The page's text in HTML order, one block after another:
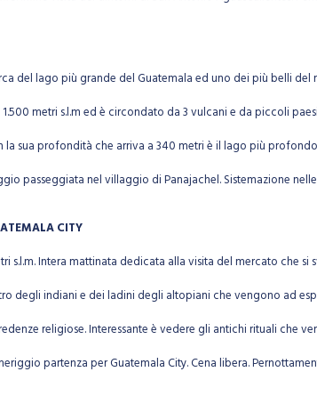
del lago più grande del Guatemala ed uno dei più belli
metri s.l.m ed è circondato da 3 vulcani e da piccoli
sua profondità che arriva a 340 metri è il lago più
passeggiata nel villaggio di Panajachel. Sistemazione
CITY
s.l.m. Intera mattinata dedicata alla visita del mercato
degli indiani e dei ladini degli altopiani che vengono ad
religiose. Interessante è vedere gli antichi rituali che
partenza per Guatemala City. Cena libera.